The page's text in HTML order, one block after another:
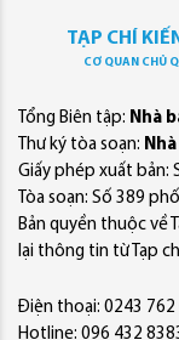
TẠP CHÍ
CƠ QUAN CHỦ
Tổng Biên tập: Nhà
Thư ký tòa soạn:
Giấy phép xuất bản:
Tòa soạn: Số 389
Bản quyền thuộc về
lại thông tin từ Tạp
Điện thoại: 0243 762
Hotline: 096 432